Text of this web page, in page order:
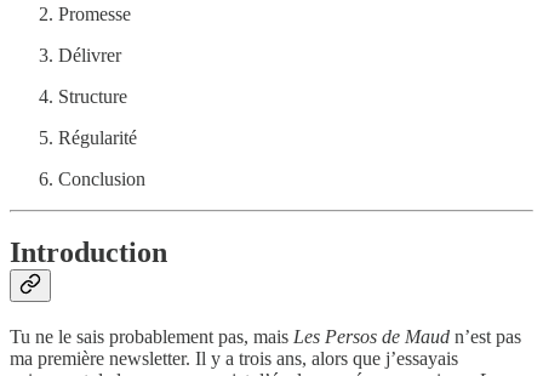
Promesse
Délivrer
Structure
Régularité
Conclusion
Introduction
Tu ne le sais probablement pas, mais Les Persos de Maud n’est pas
ma première newsletter. Il y a trois ans, alors que j’essayais